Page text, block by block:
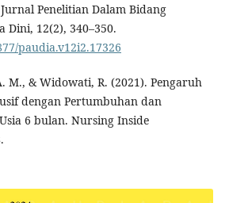
Penelitian Dalam Bidang
Dini, 12(2), 340–350.
paudia.v12i2.17326
M., & Widowati, R. (2021). Pengaruh
dengan Pertumbuhan dan
6 bulan. Nursing Inside